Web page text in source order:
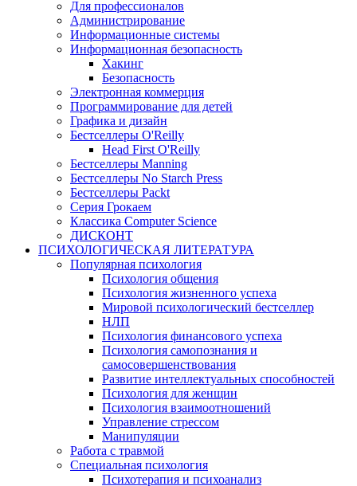
Для профессионалов
Администрирование
Информационные системы
Информационная безопасность
Хакинг
Безопасность
Электронная коммерция
Программирование для детей
Графика и дизайн
Бестселлеры O'Reilly
Head First O'Reilly
Бестселлеры Manning
Бестселлеры No Starch Press
Бестселлеры Packt
Серия Грокаем
Классика Computer Science
ДИСКОНТ
ПСИХОЛОГИЧЕСКАЯ ЛИТЕРАТУРА
Популярная психология
Психология общения
Психология жизненного успеха
Мировой психологический бестселлер
НЛП
Психология финансового успеха
Психология самопознания и
самосовершенствования
Развитие интеллектуальных способностей
Психология для женщин
Психология взаимоотношений
Управление стрессом
Манипуляции
Работа с травмой
Специальная психология
Психотерапия и психоанализ